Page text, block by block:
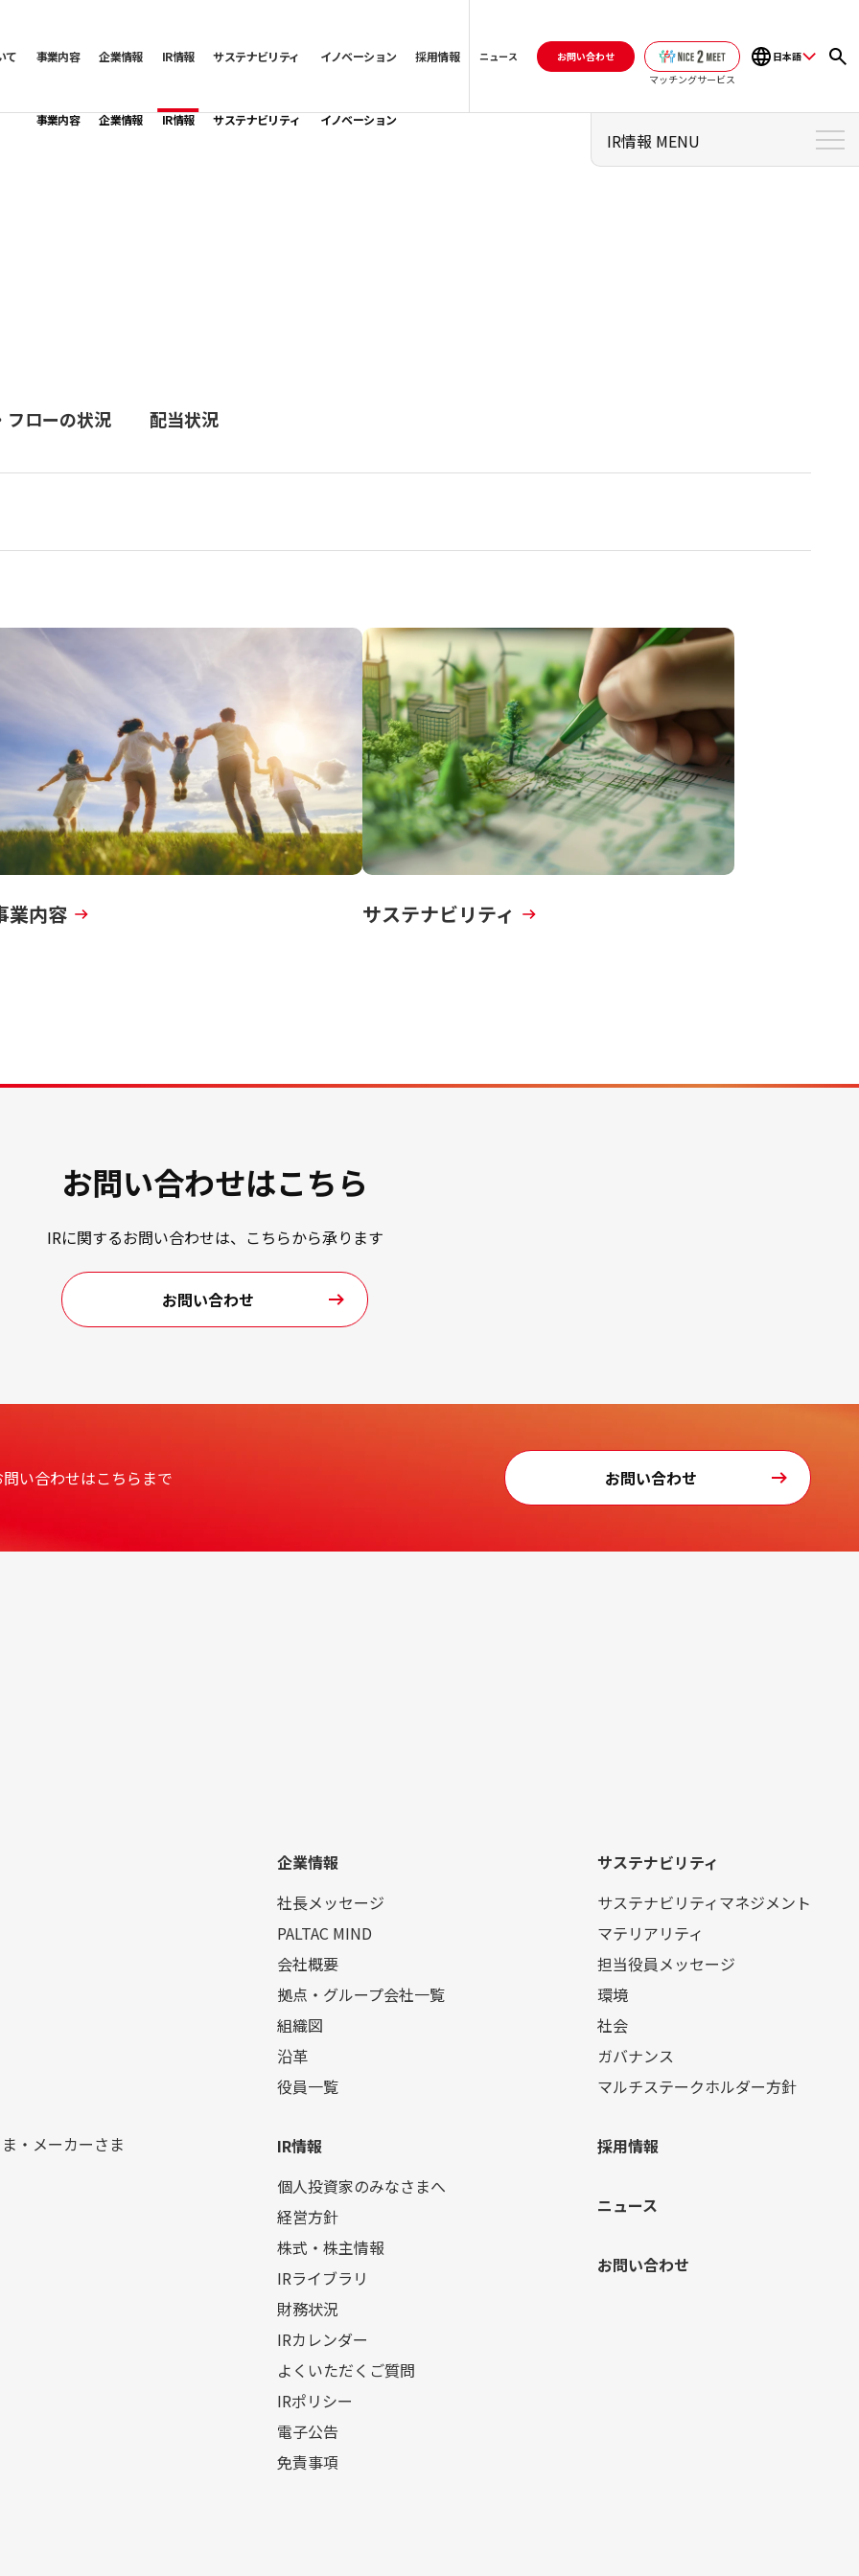
て 事業内容
事業内容
企業情報
企業情報
IR情報
IR情報
サステナビリティ
サステナビリティ
イノベーション
イノベーション
採用情報 ニュース
お問い合わせ
マッチングサービス
日本語
IR情報 MENU
免責事項
フローの状況 配当状況
業内容 サステナビリティ
お問い合わせはこちら
IRに関するお問い合わせは、こちらから承ります
お問い合わせ
い合わせはこちらまで お問い合わせ
・メーカーさま
企業情報
社長メッセージ
PALTAC MIND
会社概要
拠点・グループ会社一覧
組織図
沿革
役員一覧
IR情報
個人投資家のみなさまへ
経営方針
株式・株主情報
IRライブラリ
財務状況
IRカレンダー
よくいただくご質問
IRポリシー
電子公告
免責事項
サステナビリティ
サステナビリティマネジメント
マテリアリティ
担当役員メッセージ
環境
社会
ガバナンス
マルチステークホルダー方針
採用情報
ニュース
お問い合わせ